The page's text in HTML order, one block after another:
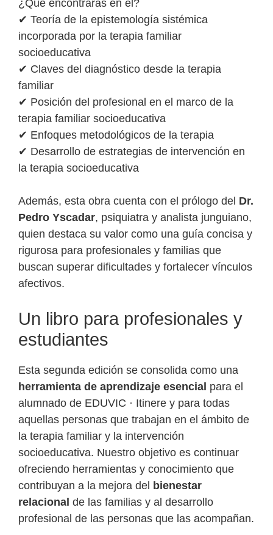
¿Qué encontrarás en él?
✔ Teoría de la epistemología sistémica
incorporada por la terapia familiar
socioeducativa
✔ Claves del diagnóstico desde la terapia
familiar
✔ Posición del profesional en el marco de la
terapia familiar socioeducativa
✔ Enfoques metodológicos de la terapia
✔ Desarrollo de estrategias de intervención en
la terapia socioeducativa
Además, esta obra cuenta con el prólogo del Dr.
Pedro Yscadar, psiquiatra y analista junguiano,
quien destaca su valor como una guía concisa y
rigurosa para profesionales y familias que
buscan superar dificultades y fortalecer vínculos
afectivos.
Un libro para profesionales y
estudiantes
Esta segunda edición se consolida como una
herramienta de aprendizaje esencial para el
alumnado de EDUVIC · Itinere y para todas
aquellas personas que trabajan en el ámbito de
la terapia familiar y la intervención
socioeducativa. Nuestro objetivo es continuar
ofreciendo herramientas y conocimiento que
contribuyan a la mejora del bienestar
relacional de las familias y al desarrollo
profesional de las personas que las acompañan.